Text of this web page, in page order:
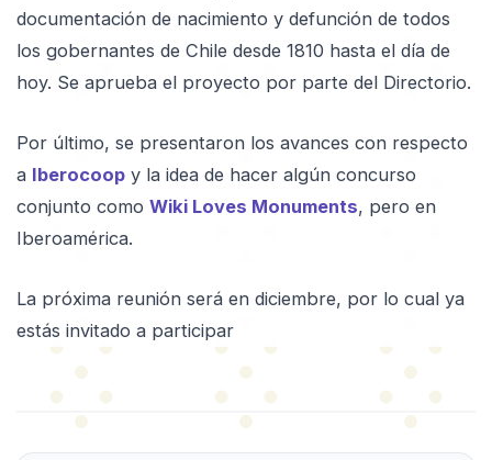
documentación de nacimiento y defunción de todos
los gobernantes de Chile desde 1810 hasta el día de
hoy. Se aprueba el proyecto por parte del Directorio.
Por último, se presentaron los avances con respecto
a Iberocoopy la idea de hacer algún concurso
conjunto como Wiki Loves Monuments, pero en
Iberoamérica.
La próxima reunión será en diciembre, por lo cual ya
estás invitado a participar